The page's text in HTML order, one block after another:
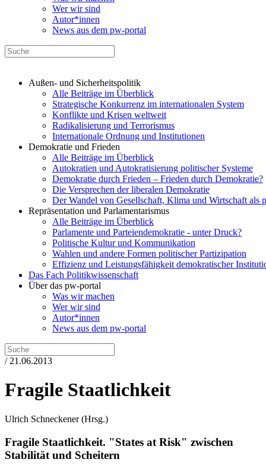
Wer wir sind
Autor*innen
News aus dem pw-portal
Außen- und Sicherheitspolitik
Alle Beiträge im Überblick
Strategische Konkurrenz im internationalen System
Konflikte und Krisen weltweit
Radikalisierung und Terrorismus
Internationale Ordnung und Institutionen
Demokratie und Frieden
Alle Beiträge im Überblick
Autokratien und Autokratisierung politischer Systeme
Demokratie durch Frieden – Frieden durch Demokratie?
Die Versprechen der liberalen Demokratie
Der Wandel von Gesellschaft, Klima und Wirtschaft als
Repräsentation und Parlamentarismus
Alle Beiträge im Überblick
Parlamente und Parteiendemokratie - unter Druck?
Politische Kultur und Kommunikation
Wahlen und andere Formen politischer Partizipation
Effizienz und Leistungsfähigkeit demokratischer
Das Fach Politikwissenschaft
Über das pw-portal
Was wir machen
Wer wir sind
Autor*innen
News aus dem pw-portal
/ 21.06.2013
Fragile Staatlichkeit
Ulrich Schneckener(Hrsg.)
Fragile Staatlichkeit. "States at Risk" zwischen
Stabilität und Scheitern